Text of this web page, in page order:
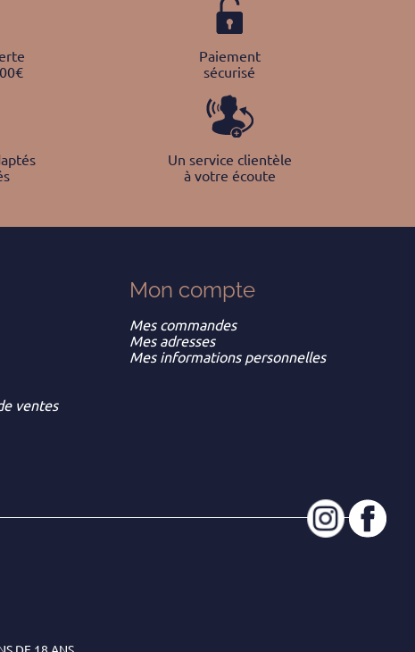
Paiement
sécurisé
Un service clientèle
à votre écoute
ventes
Mon compte
Mes commandes
Mes adresses
Mes informations personnelles